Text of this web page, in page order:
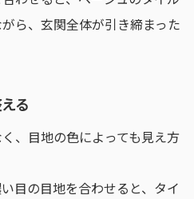
ら、玄関全体が引き締まった
る
、目地の色によっても見え方
目の目地を合わせると、タイ